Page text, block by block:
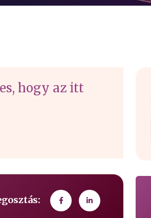
hogy az itt